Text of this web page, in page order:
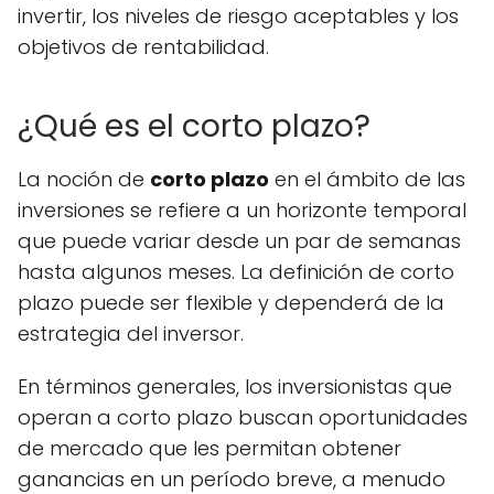
invertir, los niveles de riesgo aceptables y los
objetivos de rentabilidad.
¿Qué es el corto plazo?
La noción de corto plazo en el ámbito de las
inversiones se refiere a un horizonte temporal
que puede variar desde un par de semanas
hasta algunos meses. La definición de corto
plazo puede ser flexible y dependerá de la
estrategia del inversor.
En términos generales, los inversionistas que
operan a corto plazo buscan oportunidades
de mercado que les permitan obtener
ganancias en un período breve, a menudo